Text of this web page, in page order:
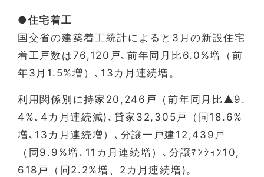
●住宅着工
国交省の建築着工統計によると3月の新設住宅
着工戸数は76,120戸､前年同月比6.0%増（前
年3月1.5%増）､13カ月連続増。
利用関係別に持家20,246戸（前年同月比▲9.
4%､4カ月連続減)､貸家32,305戸（同18.6%
増､13カ月連続増）､分譲一戸建12,439戸
（同9.9%増､11カ月連続増）､分譲ﾏﾝｼｮﾝ10,
618戸（同2.2%増、2カ月連続増)。